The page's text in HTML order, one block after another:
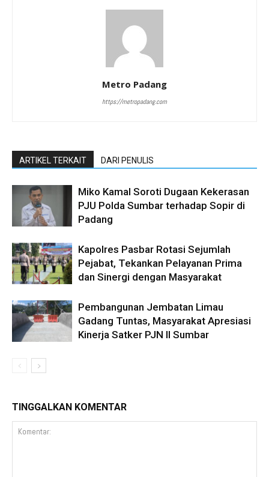
Metro Padang
https://metropadang.com
ARTIKEL TERKAIT DARI PENULIS
Miko Kamal Soroti Dugaan Kekerasan
PJU Polda Sumbar terhadap Sopir di
Padang
Kapolres Pasbar Rotasi Sejumlah
Pejabat, Tekankan Pelayanan Prima
dan Sinergi dengan Masyarakat
Pembangunan Jembatan Limau
Gadang Tuntas, Masyarakat Apresiasi
Kinerja Satker PJN II Sumbar
TINGGALKAN KOMENTAR